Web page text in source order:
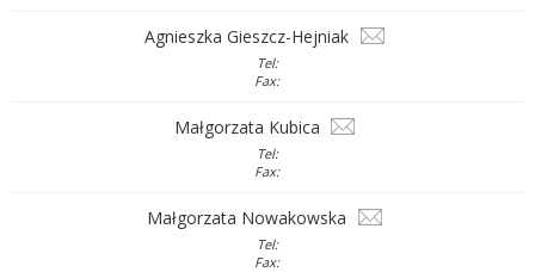
Agnieszka Gieszcz-Hejniak
Tel:
Fax:
Małgorzata Kubica
Tel:
Fax:
Małgorzata Nowakowska
Tel:
Fax: